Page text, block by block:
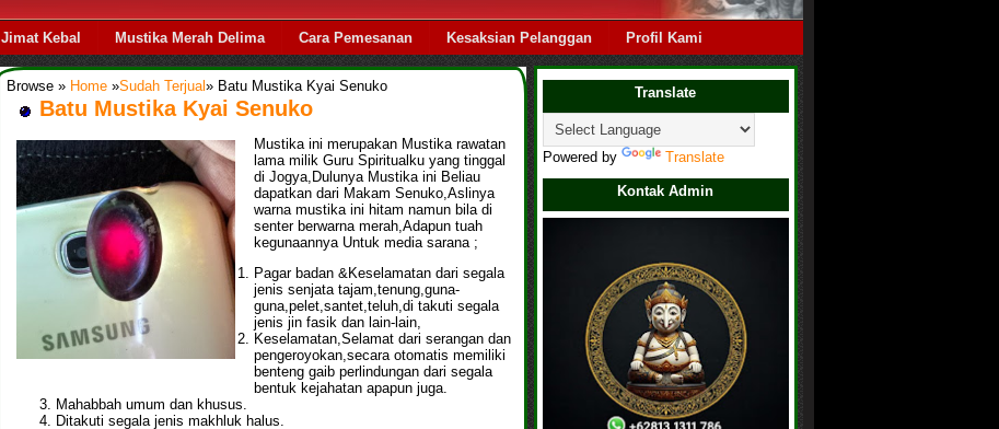
Jimat Kebal Mustika Merah Delima Cara Pemesanan Kesaksian Pelanggan Profil Kami
Browse » Home »Sudah Terjual» Batu Mustika Kyai Senuko
Batu Mustika Kyai Senuko
Mustika ini merupakan Mustika rawatan
lama milik Guru Spiritualku yang tinggal
di Jogya,Dulunya Mustika ini Beliau
dapatkan dari Makam Senuko,Aslinya
warna mustika ini hitam namun bila di
senter berwarna merah,Adapun tuah
kegunaannya Untuk media sarana ;
Pagar badan &Keselamatan dari segala
jenis senjata tajam,tenung,guna-
guna,pelet,santet,teluh,di takuti segala
jenis jin fasik dan lain-lain,
Keselamatan,Selamat dari serangan dan
pengeroyokan,secara otomatis memiliki
benteng gaib perlindungan dari segala
bentuk kejahatan apapun juga.
Mahabbah umum dan khusus.
Ditakuti segala jenis makhluk halus.
Translate
Powered by Translate
Kontak Admin